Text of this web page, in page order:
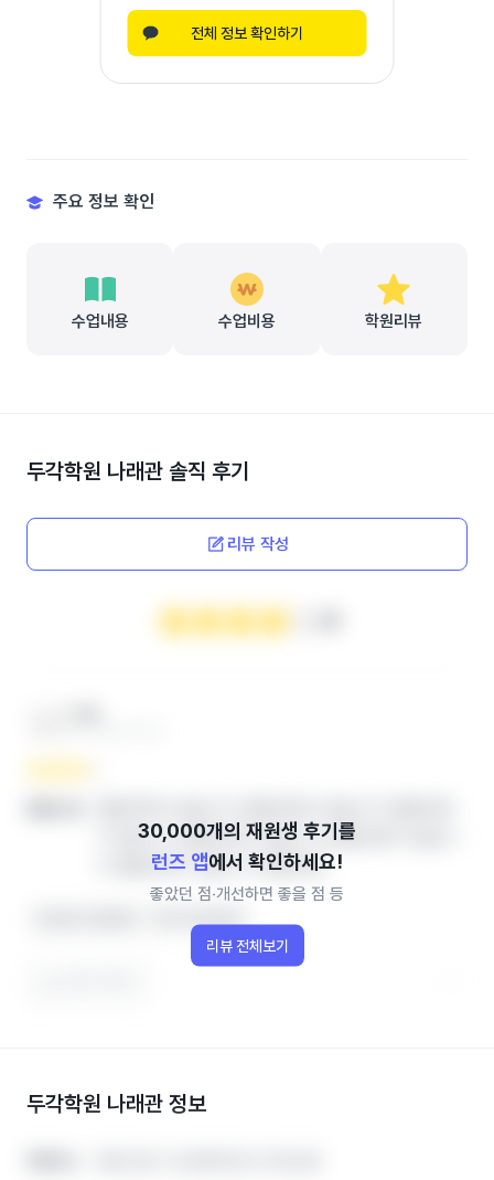
전체 정보 확인하기
주요 정보 확인
수업내용 수업비용 학원리뷰
두각학원 나래관 솔직 후기
리뷰 작성
이 없습니다.열람권한이 없습니다.열람권한이 없습니
다.열람권한이 없습니다.열람권한
런즈 앱에서 확인하세요!
좋았던 점‧개선하면 좋을 점 등
리뷰 전체보기
두각학원 나래관 정보